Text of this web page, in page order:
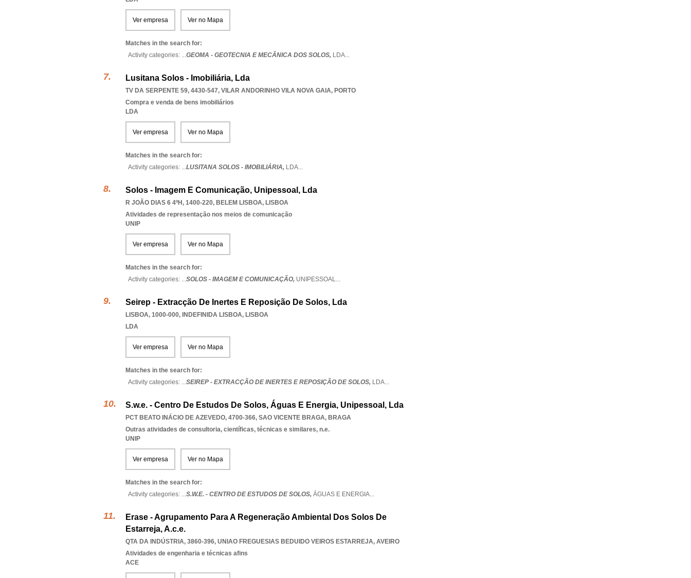
Ver empresa Ver no Mapa
Matches in the search for:
Activity categories: ...GEOMA - GEOTECNIA E MECÂNICA DOS SOLOS, LDA...
Lusitana Solos - Imobiliária, Lda
TV DA SERPENTE 59, 4430-547, VILAR ANDORINHO VILA NOVA GAIA, PORTO
Compra e venda de bens imobiliários
LDA
Ver empresa Ver no Mapa
Matches in the search for:
Activity categories: ...LUSITANA SOLOS - IMOBILIÁRIA, LDA...
Solos - Imagem E Comunicação, Unipessoal, Lda
R JOÃO DIAS 6 4ºH, 1400-220, BELEM LISBOA, LISBOA
Atividades de representação nos meios de comunicação
UNIP
Ver empresa Ver no Mapa
Matches in the search for:
Activity categories: ...SOLOS - IMAGEM E COMUNICAÇÃO, UNIPESSOAL...
Seirep - Extracção De Inertes E Reposição De Solos, Lda
LISBOA, 1000-000, INDEFINIDA LISBOA, LISBOA
LDA
Ver empresa Ver no Mapa
Matches in the search for:
Activity categories: ...SEIREP - EXTRACÇÃO DE INERTES E REPOSIÇÃO DE SOLOS, LDA...
S.w.e. - Centro De Estudos De Solos, Águas E Energia, Unipessoal, Lda
PCT BEATO INÁCIO DE AZEVEDO, 4700-366, SAO VICENTE BRAGA, BRAGA
Outras atividades de consultoria, científicas, técnicas e similares, n.e.
UNIP
Ver empresa Ver no Mapa
Matches in the search for:
Activity categories: ...S.W.E. - CENTRO DE ESTUDOS DE SOLOS, ÁGUAS E ENERGIA...
Erase - Agrupamento Para A Regeneração Ambiental Dos Solos De
Estarreja, A.c.e.
QTA DA INDÚSTRIA, 3860-396, UNIAO FREGUESIAS BEDUIDO VEIROS ESTARREJA, AVEIRO
Atividades de engenharia e técnicas afins
ACE